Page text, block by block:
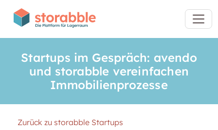
Startups im Gespräch: avendo
und storabble vereinfachen
Immobilienprozesse
Zurück zu storabble Startups